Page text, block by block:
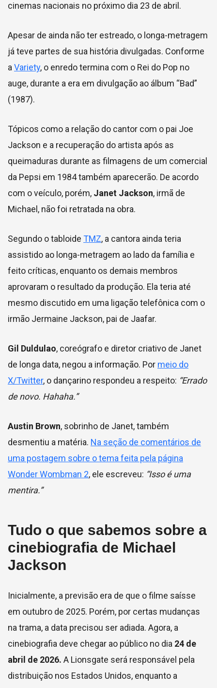
cinemas nacionais no próximo dia 23 de abril.
Apesar de ainda não ter estreado, o longa-metragem
já teve partes de sua história divulgadas. Conforme
aVariety, o enredo termina com o Rei do Pop no
auge, durante a era em divulgação ao álbum “Bad”
(1987).
Tópicos como a relação do cantor com o pai Joe
Jackson e a recuperação do artista após as
queimaduras durante as filmagens de um comercial
da Pepsi em 1984 também aparecerão. De acordo
com o veículo, porém, Janet Jackson, irmã de
Michael, não foi retratada na obra.
Segundo o tabloide TMZ, a cantora ainda teria
assistido ao longa-metragem ao lado da família e
feito críticas, enquanto os demais membros
aprovaram o resultado da produção. Ela teria até
mesmo discutido em uma ligação telefônica com o
irmão Jermaine Jackson, pai de Jaafar.
Gil Duldulao, coreógrafo e diretor criativo de Janet
de longa data, negou a informação. Por meio do
X/Twitter, o dançarino respondeu a respeito: “Errado
de novo. Hahaha.”
Austin Brown, sobrinho de Janet, também
desmentiu a matéria. Na seção de comentários de
uma postagem sobre o tema feita pela página
Wonder Wombman 2, ele escreveu: “Isso é uma
mentira.”
Tudo o que sabemos sobre a
cinebiografia de Michael
Jackson
Inicialmente, a previsão era de que o filme saísse
em outubro de 2025. Porém, por certas mudanças
na trama, a data precisou ser adiada. Agora, a
cinebiografia deve chegar ao público no dia 24 de
abril de 2026. A Lionsgate será responsável pela
distribuição nos Estados Unidos, enquanto a